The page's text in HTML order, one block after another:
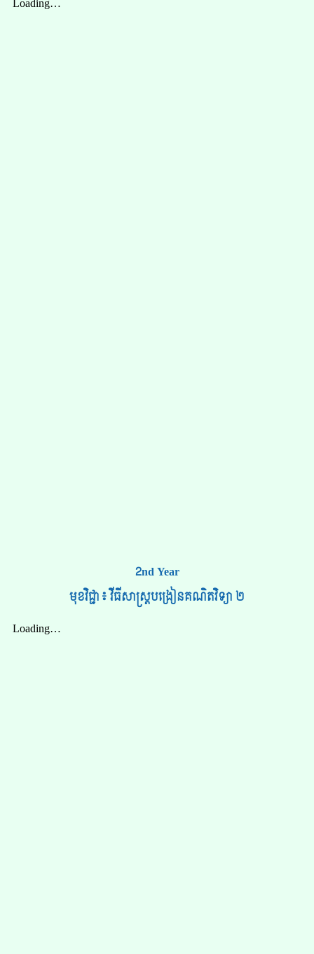
2nd Year
មុខវិជ្ជា៖ វីធីសាស្ត្របង្រៀនគណិតវិទ្យា ២